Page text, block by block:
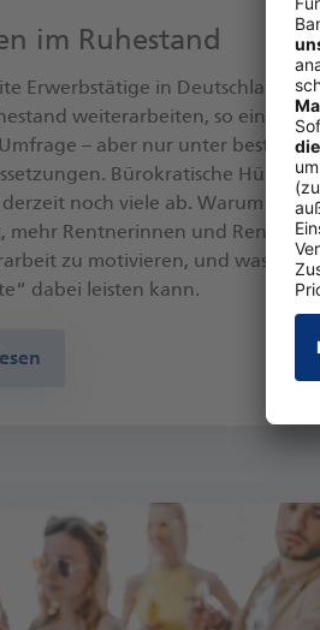
im Ruhestand
Erwerbs­tätige in Deutsch­land
weiter­arbeiten, so eine
– aber nur unter be­stimm­
Büro­kra­tische Hürden
noch viele ab. Warum es
mehr Rent­nerinnen und Rent­ner
zu motivieren, und was die
dabei leisten kann.